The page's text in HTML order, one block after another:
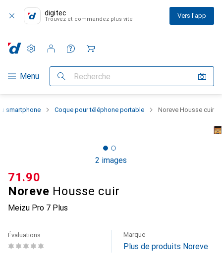
digitec
Trouvez et commandez plus vite Vers l'app
Navigation par catégorie
Menu Recherche
Paramètres
Compte client
Listes de comparaison
Listes d'envies
Panier
smartphone Coque pour téléphone portable Noreve Housse cuir
2 images
Noreve Housse cuir
Meizu Pro 7 Plus
CHF
71.90
Évaluations Marque
Plus de produits Noreve